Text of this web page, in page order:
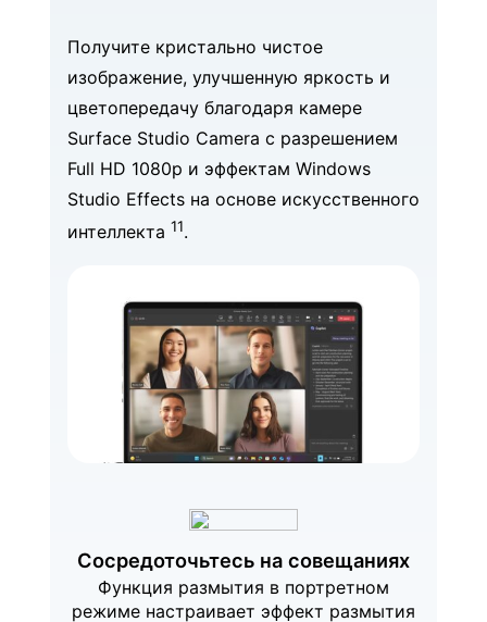
Получите кристально чистое
изображение, улучшенную яркость и
цветопередачу благодаря камере
Surface Studio Camera с разрешением
Full HD 1080p и эффектам Windows
Studio Effects на основе искусственного
интеллекта 11.
Сосредоточьтесь на совещаниях
Функция размытия в портретном
режиме настраивает эффект размытия